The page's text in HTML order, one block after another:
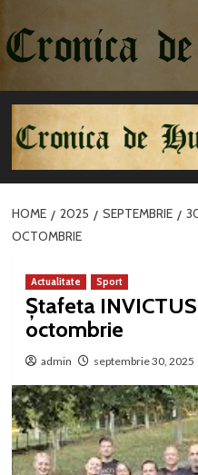
la
conținut
HOME 2025 SEPTEMBRIE
OCTOMBRIE
Actualitate Sport
Ștafeta
octombrie
admin septembrie 30, 2025